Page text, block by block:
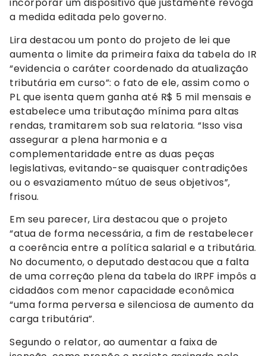
incorporar um dispositivo que justamente revoga
a medida editada pelo governo.
Lira destacou um ponto do projeto de lei que
aumenta o limite da primeira faixa da tabela do IR
“evidencia o caráter coordenado da atualização
tributária em curso”: o fato de ele, assim como o
PL que isenta quem ganha até R$ 5 mil mensais e
estabelece uma tributação mínima para altas
rendas, tramitarem sob sua relatoria. “Isso visa
assegurar a plena harmonia e a
complementaridade entre as duas peças
legislativas, evitando-se quaisquer contradições
ou o esvaziamento mútuo de seus objetivos”,
frisou.
Em seu parecer, Lira destacou que o projeto
“atua de forma necessária, a fim de restabelecer
a coerência entre a política salarial e a tributária.
No documento, o deputado destacou que a falta
de uma correção plena da tabela do IRPF impôs a
cidadãos com menor capacidade econômica
“uma forma perversa e silenciosa de aumento da
carga tributária”.
Segundo o relator, ao aumentar a faixa de